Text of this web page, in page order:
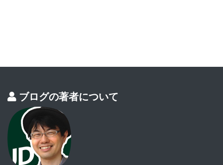
ブログの著者について